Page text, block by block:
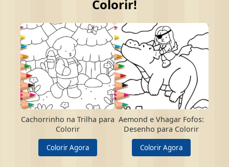
Colorir!
Cachorrinho na Trilha para
Colorir
Colorir Agora
Aemond e Vhagar Fofos:
Desenho para Colorir
Colorir Agora